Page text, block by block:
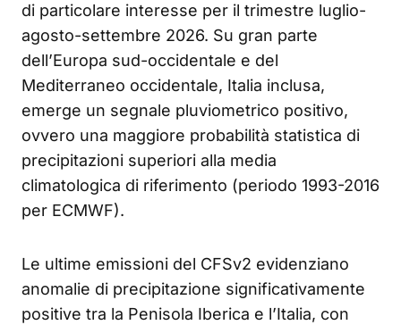
di particolare interesse per il trimestre luglio-
agosto-settembre 2026. Su gran parte
dell’Europa sud-occidentale e del
Mediterraneo occidentale, Italia inclusa,
emerge un segnale pluviometrico positivo,
ovvero una maggiore probabilità statistica di
precipitazioni superiori alla media
climatologica di riferimento (periodo 1993-2016
per ECMWF).
Le ultime emissioni del CFSv2 evidenziano
anomalie di precipitazione significativamente
positive tra la Penisola Iberica e l’Italia, con